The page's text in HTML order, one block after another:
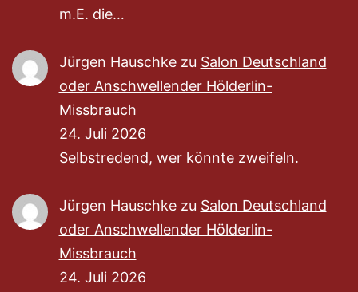
m.E. die…
Jürgen Hauschkezu Salon Deutschland
oder Anschwellender Hölderlin-
Missbrauch
24. Juli 2026
Selbstredend, wer könnte zweifeln.
Jürgen Hauschkezu Salon Deutschland
oder Anschwellender Hölderlin-
Missbrauch
24. Juli 2026